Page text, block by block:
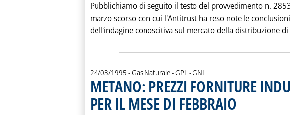
Pubblichiamo di seguito il testo del provvedimento n.
marzo scorso con cui l'Antitrust ha reso note le conclusioni
dell'indagine conoscitiva sul mercato della distribuzione di
24/03/1995 - Gas Naturale - GPL - GNL
METANO: PREZZI FORNITURE
PER IL MESE DI FEBBRAIO